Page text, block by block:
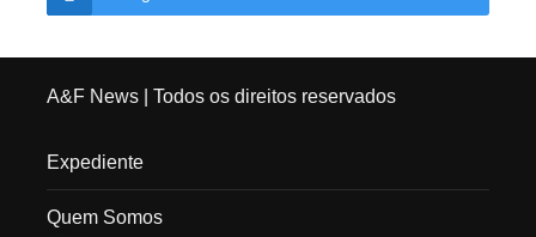
A&F News| Todos os direitos reservados
Expediente
Quem Somos